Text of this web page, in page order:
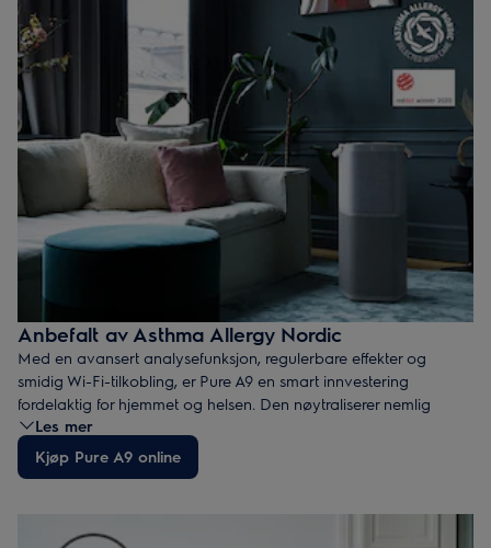
Anbefalt av Asthma Allergy Nordic
Med en avansert analysefunksjon, regulerbare effekter og
smidig Wi-Fi-tilkobling, er Pure A9 en smart innvestering
fordelaktig for hjemmet og helsen. Den nøytraliserer nemlig
opptil 99% av all luftbåren pollen.
Pure A9 oppfyller kravene oppsatt av de svenske, norske og
danske allergiforbundene i Asthma Allergy Nordic. Anbefalingen
Les mer
Kjøp Pure A9 online